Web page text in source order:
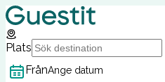
Plats
FrånAnge datum